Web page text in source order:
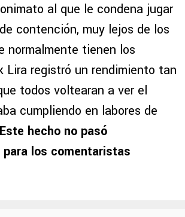
al que le condena jugar
contención, muy lejos de los
normalmente tienen los
Lira registró un rendimiento tan
todos voltearan a ver el
cumpliendo en labores de
Este hecho no pasó
los comentaristas